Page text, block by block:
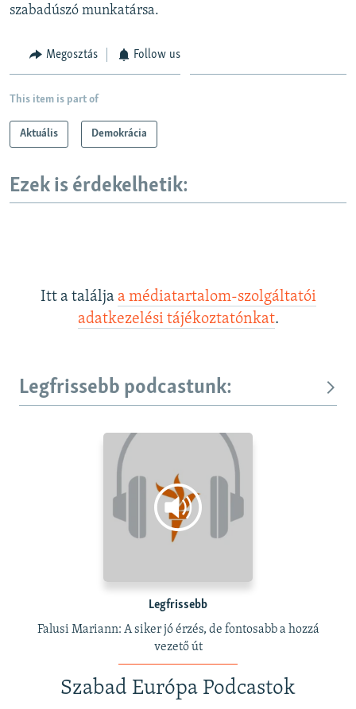
szabadúszó munkatársa.
Megosztás Follow us
This item is part of
Aktuális Demokrácia
Ezek is érdekelhetik:
Itt a találja a médiatartalom-szolgáltatói
adatkezelési tájékoztatónkat.
Legfrissebb podcastunk:
Legfrissebb
Falusi Mariann: A siker jó érzés, de fontosabb a hozzá
vezető út
Szabad Európa Podcastok